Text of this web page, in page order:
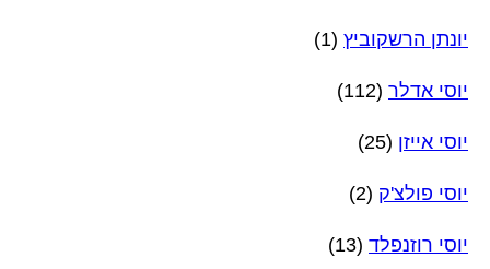
יונתן הרשקוביץ (1)
יוסי אדלר (112)
יוסי אייזן (25)
יוסי פולצ'ק (2)
יוסי רוזנפלד (13)